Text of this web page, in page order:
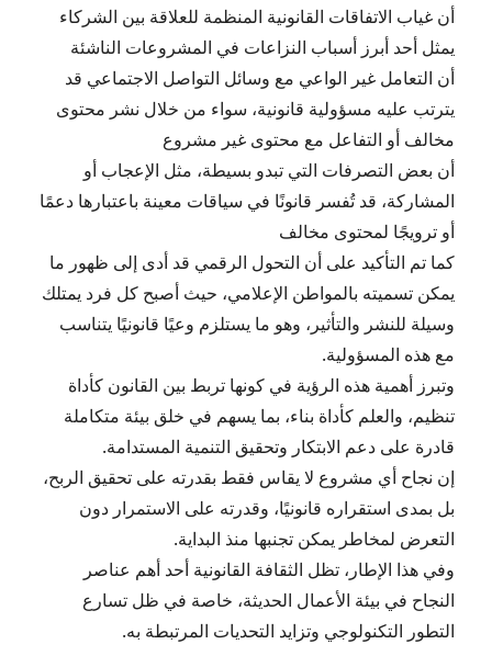
أن غياب الاتفاقات القانونية المنظمة للعلاقة بين الشركاء
يمثل أحد أبرز أسباب النزاعات في المشروعات الناشئة
أن التعامل غير الواعي مع وسائل التواصل الاجتماعي قد
يترتب عليه مسؤولية قانونية، سواء من خلال نشر محتوى
مخالف أو التفاعل مع محتوى غير مشروع
أن بعض التصرفات التي تبدو بسيطة، مثل الإعجاب أو
المشاركة، قد تُفسر قانونًا في سياقات معينة باعتبارها دعمًا
أو ترويجًا لمحتوى مخالف
كما تم التأكيد على أن التحول الرقمي قد أدى إلى ظهور ما
يمكن تسميته بالمواطن الإعلامي، حيث أصبح كل فرد يمتلك
وسيلة للنشر والتأثير، وهو ما يستلزم وعيًا قانونيًا يتناسب
مع هذه المسؤولية.
وتبرز أهمية هذه الرؤية في كونها تربط بين القانون كأداة
تنظيم، والعلم كأداة بناء، بما يسهم في خلق بيئة متكاملة
قادرة على دعم الابتكار وتحقيق التنمية المستدامة.
إن نجاح أي مشروع لا يقاس فقط بقدرته على تحقيق الربح،
بل بمدى استقراره قانونيًا، وقدرته على الاستمرار دون
التعرض لمخاطر يمكن تجنبها منذ البداية.
وفي هذا الإطار، تظل الثقافة القانونية أحد أهم عناصر
النجاح في بيئة الأعمال الحديثة، خاصة في ظل تسارع
التطور التكنولوجي وتزايد التحديات المرتبطة به.